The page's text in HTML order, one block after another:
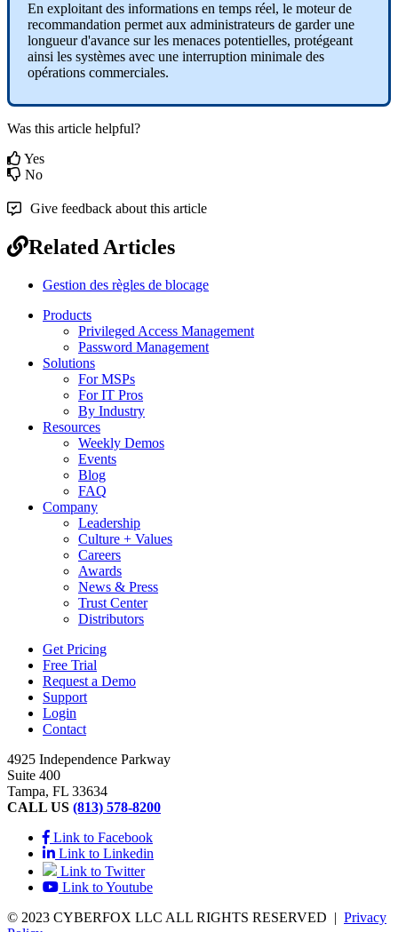
En exploitant des informations en temps réel, le moteur de
recommandation permet aux administrateurs de garder une
longueur d'avance sur les menaces potentielles, protégeant
ainsi les systèmes avec une interruption minimale des
opérations commerciales.
Was this article helpful?
Yes
No
Give feedback about this article
Related Articles
Gestion des règles de blocage
Products
Privileged Access Management
Password Management
Solutions
For MSPs
For IT Pros
By Industry
Resources
Weekly Demos
Events
Blog
FAQ
Company
Leadership
Culture + Values
Careers
Awards
News & Press
Trust Center
Distributors
Get Pricing
Free Trial
Request a Demo
Support
Login
Contact
4925 Independence Parkway
Suite 400
Tampa, FL 33634
CALL US (813) 578-8200
Link to Facebook
Link to Linkedin
Link to Twitter
Link to Youtube
© 2023 CYBERFOX LLC ALL RIGHTS RESERVED | Privacy